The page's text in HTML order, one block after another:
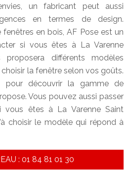
un fabricant peut aussi
en termes de design.
en bois, AF Pose est un
si vous êtes à La Varenne
différents modèles
la fenêtre selon vos goûts.
pour découvrir la gamme de
Vous pouvez aussi passer
vous êtes à La Varenne Saint
choisir le modèle qui répond à
: 01 84 81 01 30